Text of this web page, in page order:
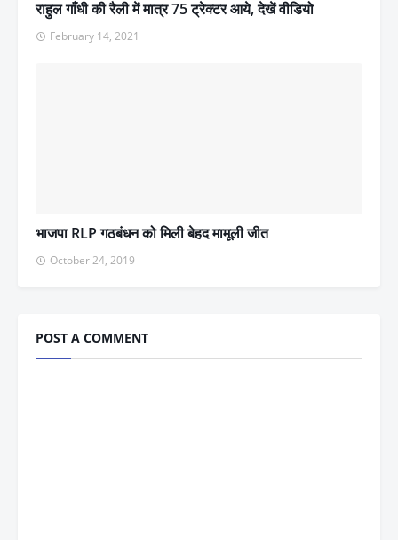
राहुल गाँधी की रैली में मात्र 75 ट्रेक्टर आये, देखें वीडियो
February 14, 2021
भाजपा RLP गठबंधन को मिली बेहद मामूली जीत
October 24, 2019
POST A COMMENT